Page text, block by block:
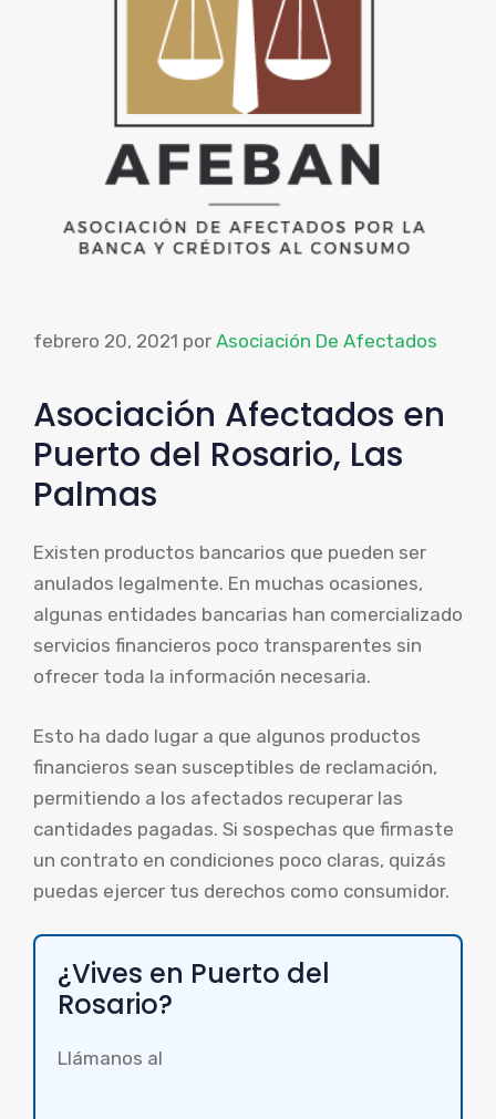
febrero 20, 2021 por Asociación De Afectados
Asociación Afectados en
Puerto del Rosario, Las
Palmas
Existen productos bancarios que pueden ser
anulados legalmente. En muchas ocasiones,
algunas entidades bancarias han comercializado
servicios financieros poco transparentes sin
ofrecer toda la información necesaria.
Esto ha dado lugar a que algunos productos
financieros sean susceptibles de reclamación,
permitiendo a los afectados recuperar las
cantidades pagadas. Si sospechas que firmaste
un contrato en condiciones poco claras, quizás
puedas ejercer tus derechos como consumidor.
¿Vives en Puerto del
Rosario?
Llámanos al